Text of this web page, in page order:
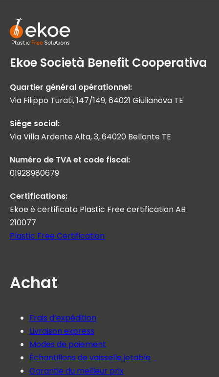
Ekoe Società Benefit Cooperativa
Quartier général opérationnel:
Via Filippo Turati, 147/149, 64021 Giulianova TE
Siège social:
Via Villa Ardente Alta, 3, 64020 Bellante TE
Numéro de TVA et code fiscal:
01928980679
Certifications:
Ekoe è certificata Plastic Free certification AB
210077
Plastic Free Certification
Achat
Frais d’expédition
Livraison express
Modes de paiement
Échantillons de vaisselle jetable
Garantie du meilleur prix